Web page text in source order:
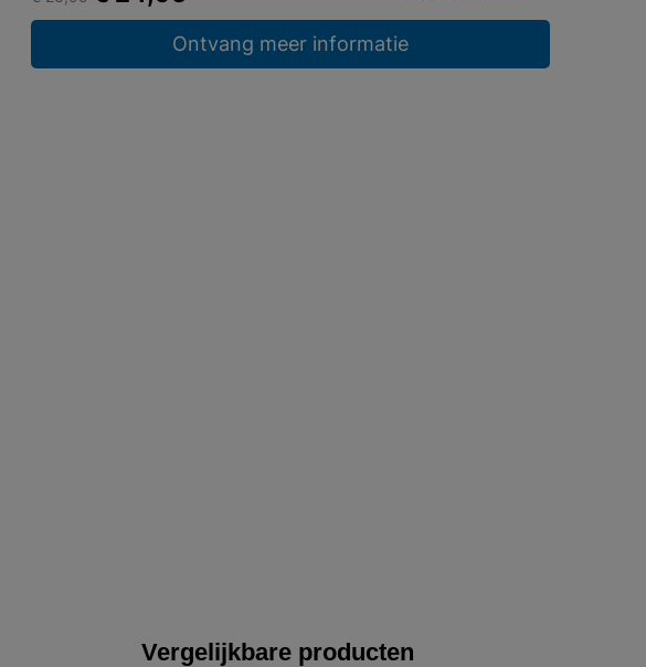
Ontvang meer informatie
Vergelijkbare producten